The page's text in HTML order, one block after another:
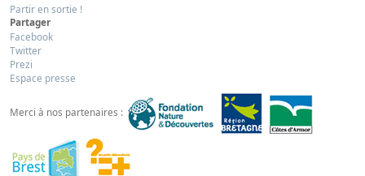
Partir en sortie !
Partager
Facebook
Twitter
Prezi
Espace presse
Merci à nos partenaires :